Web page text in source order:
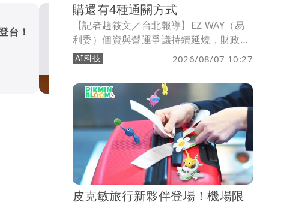
台！
LINE新功能再加一 手機行
購還有4種通關方式
【記者趙筱文／台北報導】EZ WAY（易
利委）個資與營運爭議持續延燒，財政部
關務署最新表示，已要求營運EZ WAY的
關貿網路公司具體說明通關資料及個人資
料保護措施，後續也將進行實地查核；針
對外界提出應由官方正式委託經營，以及
訂定統一收費基準等建議，關務署則將在
3個月內提出檢討報告。
AI科技 2026/08/07 10:27
皮克敏旅行新夥伴登場！機場限